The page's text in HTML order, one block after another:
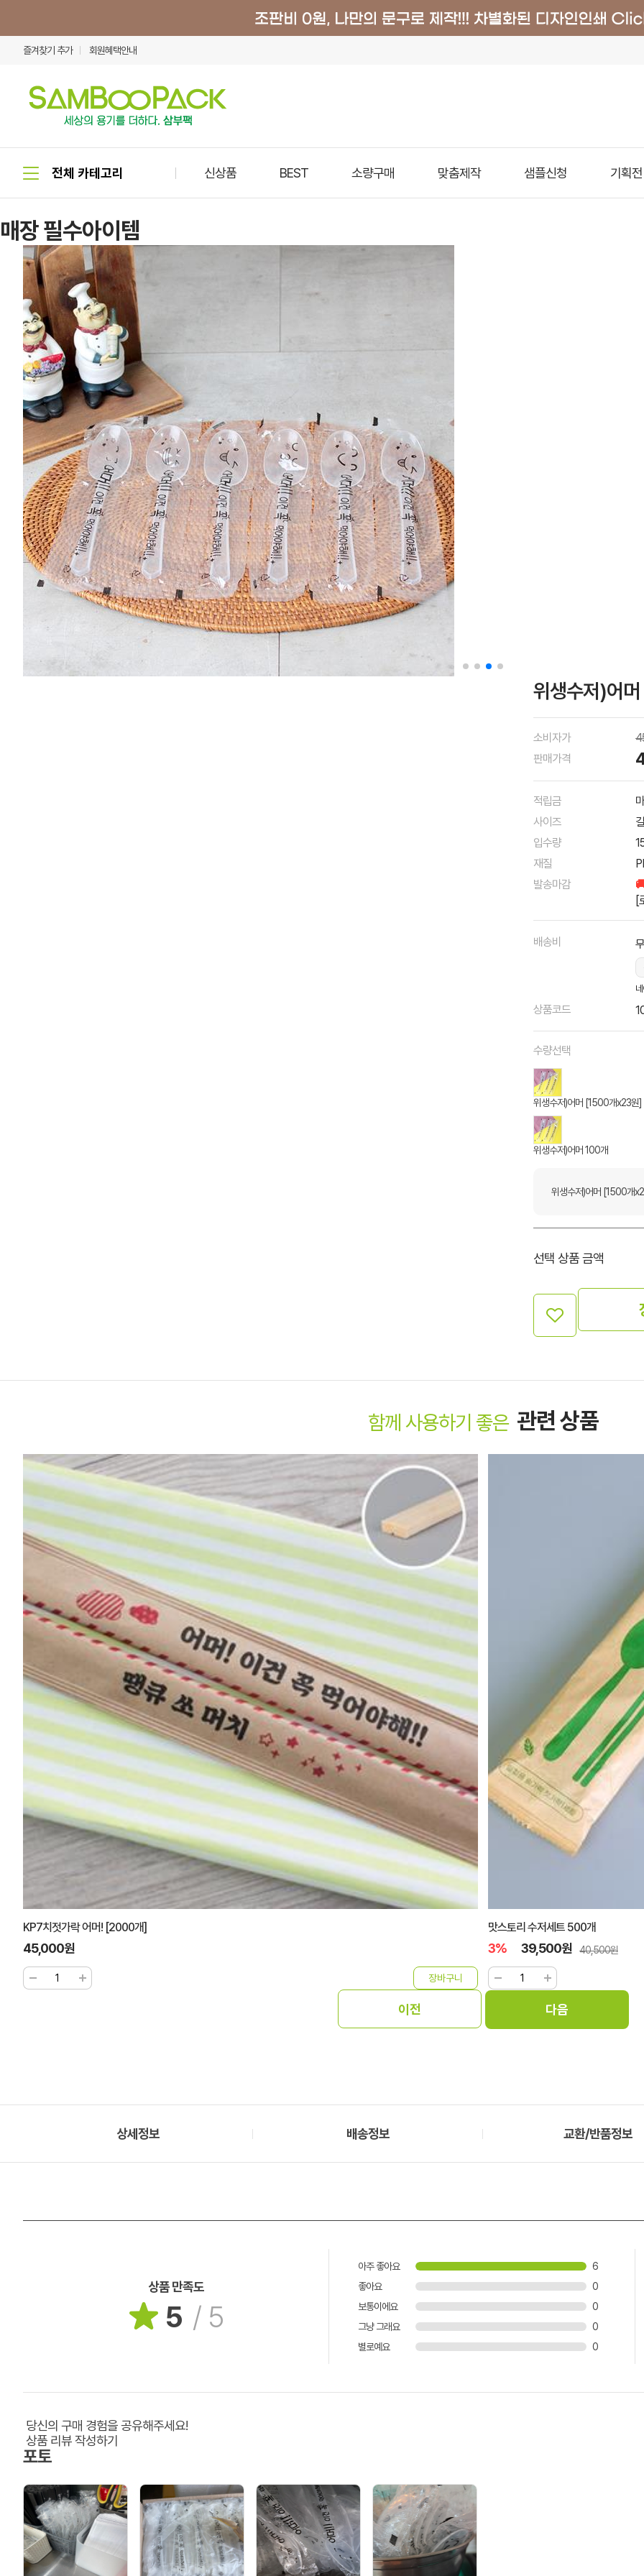
즐겨찾기 추가 회원혜택안내
신상품 BEST 소량구매 맞춤제작 샘플신청 기획전
매장 필수아이템
위생수저)어
소비자가
판매가격
적립금
사이즈
입수량
재질
발송마감
[
배송비
상품코드
수량선택
위생수저)어머 [1500개x23원]
위생수저)어머 100개
위생수저)어머 [1500개
선택 상품 금액
함께 사용하기 좋은 관련 상품
KP7치젓가락 어머! [2000개]
45,000원
맛스토리 수저세트 500개
3% 39,500원 40,500원
상세정보 배송정보 교환/반품정보
상품 만족도
5 / 5
아주 좋아요
6
좋아요
0
보통이에요
0
그냥 그래요
0
별로예요
0
당신의 구매 경험을 공유해주세요!
상품 리뷰 작성하기
포토